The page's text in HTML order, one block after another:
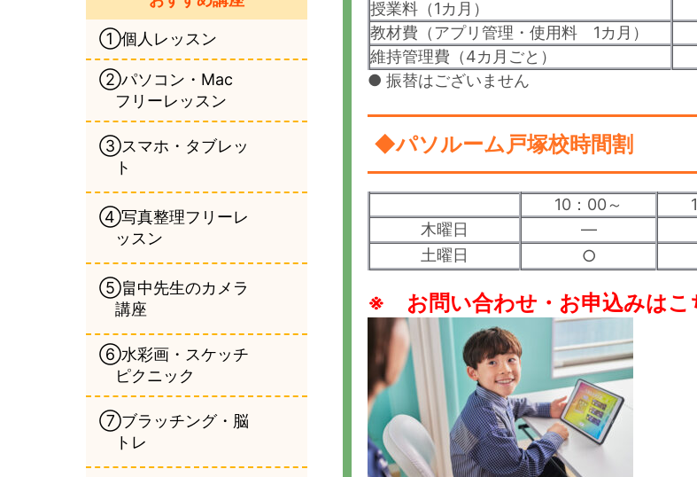
授業料（1カ月）
教材費（アプリ管理・使用料 1カ月）
維持管理費（4カ月ごと）
● 振替はございません
◆パソルーム戸塚校時間割
10：00～
木曜日
―
土曜日
○
※ お問い合わせ・お申込みはこ
①個人レッスン
②パソコン・Mac
フリーレッスン
③スマホ・タブレッ
ト
④写真整理フリーレ
ッスン
⑤畠中先生のカメラ
講座
⑥水彩画・スケッチ
ピクニック
⑦ブラッチング・脳
トレ